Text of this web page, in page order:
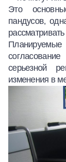
Это
пандусов,
серьезной
изменения в